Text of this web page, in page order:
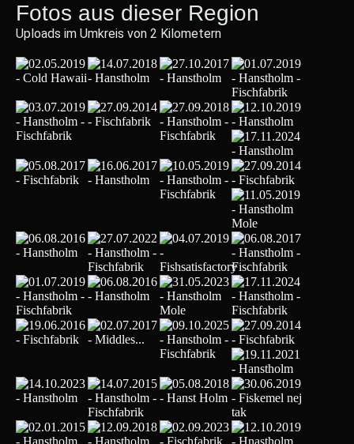
Fotos aus dieser Region
Uploads im Umkreis von 2 Kilometern